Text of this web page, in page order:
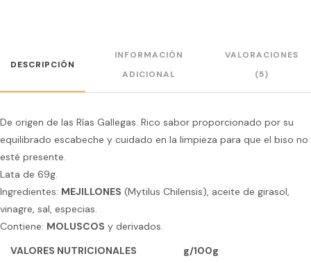
DESCRIPCIÓN
INFORMACIÓN
ADICIONAL
VALORACIONES
(5)
De origen de las Rías Gallegas. Rico sabor proporcionado por su
equilibrado escabeche y cuidado en la limpieza para que el biso no
esté presente.
Lata de 69g.
Ingredientes: MEJILLONES (Mytilus Chilensis), aceite de girasol,
vinagre, sal, especias.
Contiene: MOLUSCOS y derivados.
VALORES NUTRICIONALES
g/100g